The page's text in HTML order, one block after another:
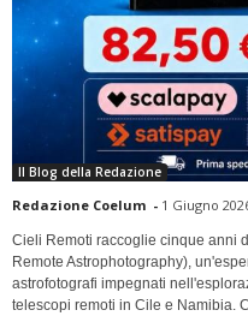
Il Blog della Redazione
Redazione Coelum - 1 Giugno
Cieli Remoti raccoglie cinque anni
Remote Astrophotography),
astrofotografi impegnati
telescopi remoti in Cile e Namibia.